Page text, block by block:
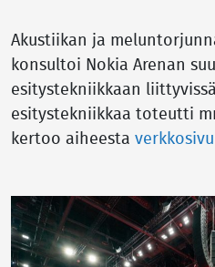
Akustiikan ja
konsultoi Nokia Arenan
esitystekniikkaan
esitystekniikkaa toteutti
kertoo aiheesta